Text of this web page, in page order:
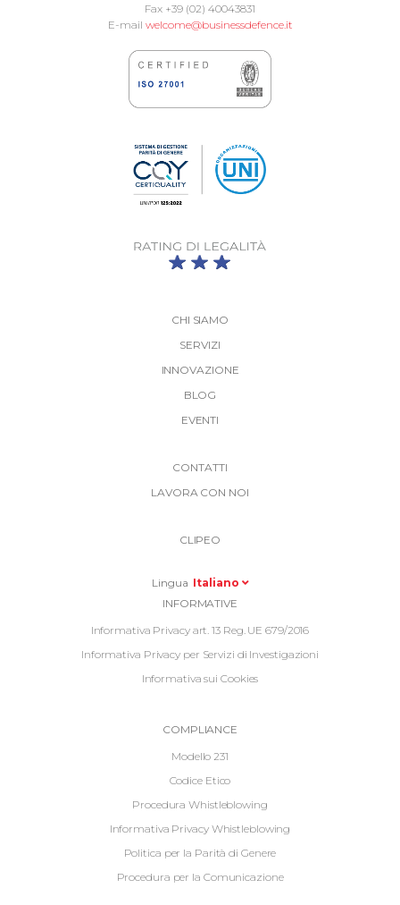
Fax +39 (02) 40043831
E-mail welcome@businessdefence.it
CHI SIAMO
SERVIZI
INNOVAZIONE
BLOG
EVENTI
CONTATTI
LAVORA CON NOI
CLIPEO
Lingua Italiano
Informative
Footer
INFORMATIVE
Informativa Privacy art. 13 Reg. UE 679/2016
Informativa Privacy per Servizi di Investigazioni
Informativa sui Cookies
InformativeCOMPLIANCE
Modello 231
Codice Etico
Procedura Whistleblowing
Informativa Privacy Whistleblowing
Politica per la Parità di Genere
Procedura per la Comunicazione